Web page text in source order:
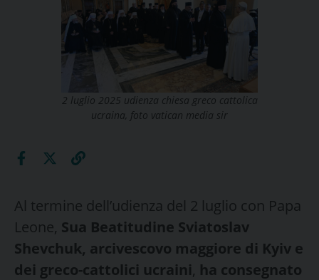
2 luglio 2025 udienza chiesa greco cattolica
ucraina, foto vatican media sir
Al termine dell’udienza del 2 luglio con Papa
Leone, Sua Beatitudine Sviatoslav
Shevchuk, arcivescovo maggiore di Kyiv e
dei greco-cattolici ucraini, ha consegnato